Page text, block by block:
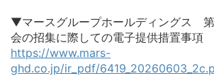
▼マースグループホールディングス
会の招集に際しての電子提供措置事項
https://www.mars-
ghd.co.jp/ir_pdf/